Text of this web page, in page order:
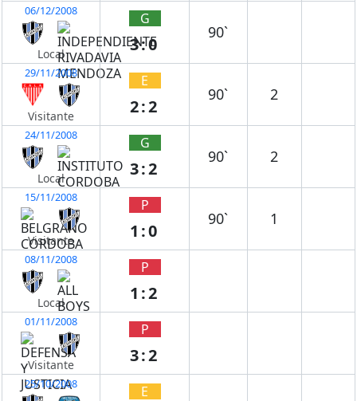
06/12/2008
Local
G
3:0
90`
29/11/2008
Visitante
E
2:2
90` 2
24/11/2008
Local
G
3:2
90` 2
15/11/2008
Visitante
P
1:0
90` 1
08/11/2008
Local
P
1:2
01/11/2008
Visitante
P
3:2
25/10/2008 E